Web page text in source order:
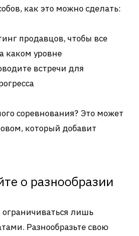
как это можно сделать:
продавцов, чтобы все
каком уровне
встречи для
соревнования? Это может
который добавит
о разнообразии
лишь
Разнообразьте свою